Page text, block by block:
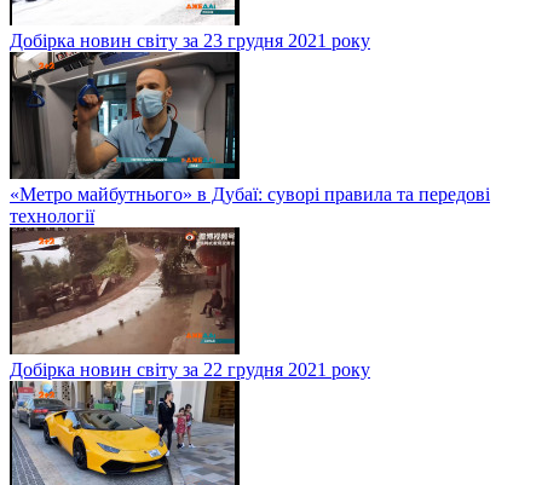
Добірка новин світу за 23 грудня 2021 року
«Метро майбутнього» в Дубаї: суворі правила та передові
технології
Добірка новин світу за 22 грудня 2021 року